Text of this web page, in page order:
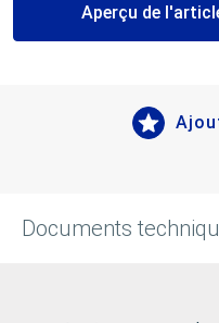
Aperçu de
Documents